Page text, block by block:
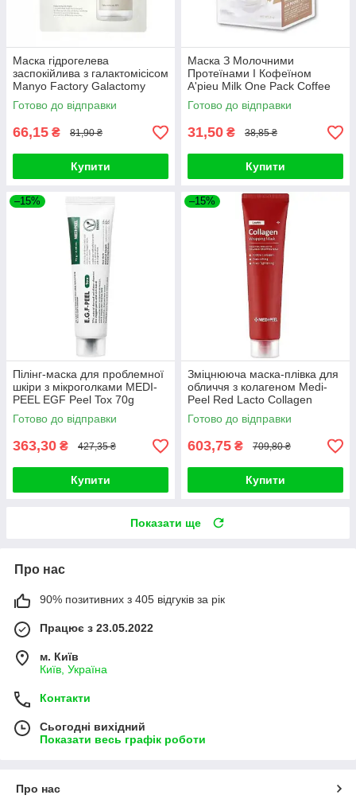
Маска гідрогелева
заспокійлива з галактомісісом
Manyo Factory Galactomy
Essence Wrap Mask 30ml
Готово до відправки
66,15 ₴ 81,90 ₴
Купити
Маска З Молочними
Протеїнами І Кофеїном
A'pieu Milk One Pack Coffee
Milk
Готово до відправки
31,50 ₴ 38,85 ₴
Купити
–15%
Пілінг-маска для проблемної
шкіри з мікроголками MEDI-
PEEL EGF Peel Tox 70g
Готово до відправки
363,30 ₴ 427,35 ₴
Купити
–15%
Зміцнююча маска-плівка для
обличчя з колагеном Medi-
Peel Red Lacto Collagen
Wrapping Mask 70ml
Готово до відправки
603,75 ₴ 709,80 ₴
Купити
Показати ще
Про нас
90% позитивних з 405 відгуків за рік
Працює з 23.05.2022
м. Київ
Київ, Україна
Контакти
Сьогодні вихідний
Показати весь графік роботи
Про нас